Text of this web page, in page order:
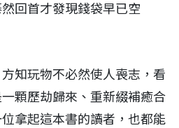
回首才發現錢袋早已空
知玩物不必然使人喪志，看
顆歷劫歸來、重新綴補癒合
拿起這本書的讀者，也都能